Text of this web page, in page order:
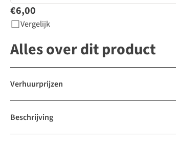
€6,00
Vergelijk
Alles over dit product
Verhuurprijzen
Beschrijving